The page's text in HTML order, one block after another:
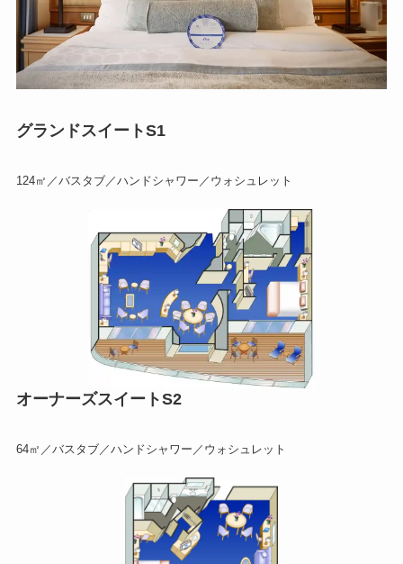
グランドスイートS1
124㎡／バスタブ／ハンドシャワー／ウォシュレット
オーナーズスイートS2
64㎡／バスタブ／ハンドシャワー／ウォシュレット